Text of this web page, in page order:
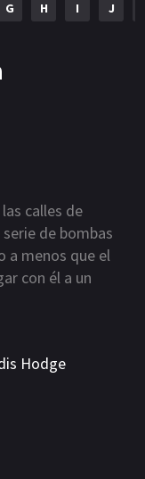
G H I J
calles de
de bombas
a menos que el
con él a un
comienza una
tiempo,
Hodge